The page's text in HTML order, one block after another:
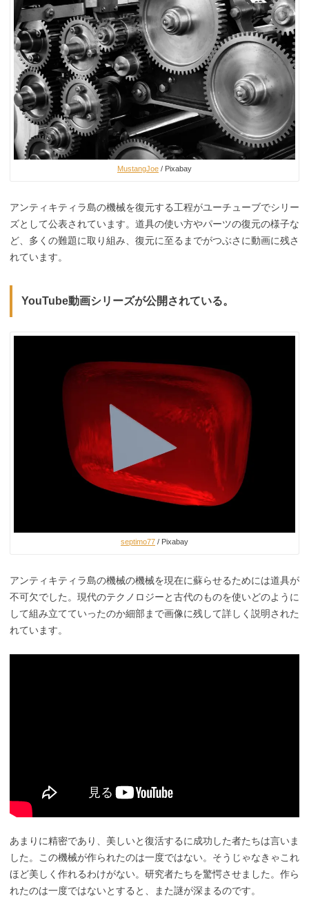
MustangJoe / Pixabay
アンティキティラ島の機械を復元する工程がユーチューブでシリー
ズとして公表されています。道具の使い方やパーツの復元の様子な
ど、多くの難題に取り組み、復元に至るまでがつぶさに動画に残さ
れています。
YouTube動画シリーズが公開されている。
septimo77 / Pixabay
アンティキティラ島の機械の機械を現在に蘇らせるためには道具が
不可欠でした。現代のテクノロジーと古代のものを使いどのように
して組み立てていったのか細部まで画像に残して詳しく説明された
れています。
あまりに精密であり、美しいと復活するに成功した者たちは言いま
した。この機械が作られたのは一度ではない。そうじゃなきゃこれ
ほど美しく作れるわけがない。研究者たちを驚愕させました。作ら
れたのは一度ではないとすると、また謎が深まるのです。